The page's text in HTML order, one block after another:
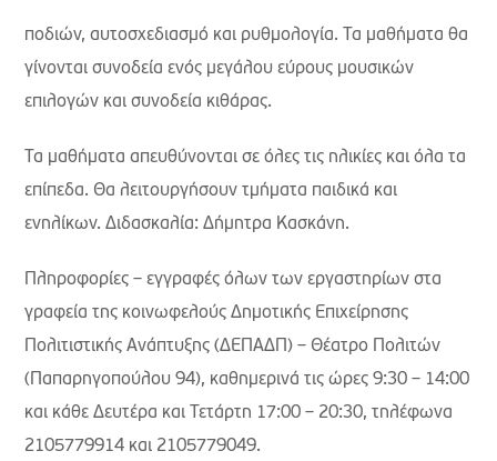
ποδιών, αυτοσχεδιασμό και ρυθμολογία. Τα μαθήματα θα
γίνονται συνοδεία ενός μεγάλου εύρους μουσικών
επιλογών και συνοδεία κιθάρας.
Τα μαθήματα απευθύνονται σε όλες τις ηλικίες και όλα τα
επίπεδα. Θα λειτουργήσουν τμήματα παιδικά και
ενηλίκων. Διδασκαλία: Δήμητρα Κασκάνη.
Πληροφορίες – εγγραφές όλων των εργαστηρίων στα
γραφεία της κοινωφελούς Δημοτικής Επιχείρησης
Πολιτιστικής Ανάπτυξης (ΔΕΠΑΔΠ) – Θέατρο Πολιτών
(Παπαρηγοπούλου 94), καθημερινά τις ώρες 9:30 – 14:00
και κάθε Δευτέρα και Τετάρτη 17:00 – 20:30, τηλέφωνα
2105779914 και 2105779049.